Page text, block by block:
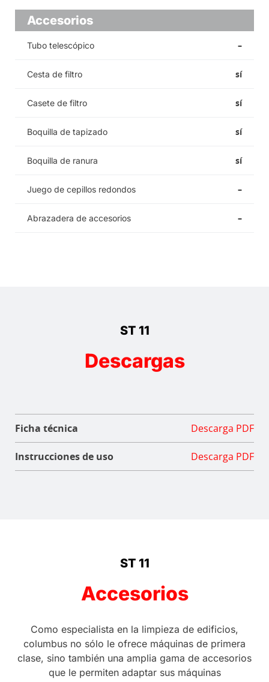
Accesorios
Tubo telescópico –
Cesta de filtro sí
Casete de filtro sí
Boquilla de tapizado sí
Boquilla de ranura sí
Juego de cepillos redondos –
Abrazadera de accesorios –
ST 11
Descargas
Ficha técnica Descarga PDF
Instrucciones de uso Descarga PDF
ST 11
Accesorios
Como especialista en la limpieza de edificios,
columbus no sólo le ofrece máquinas de primera
clase, sino también una amplia gama de accesorios
que le permiten adaptar sus máquinas